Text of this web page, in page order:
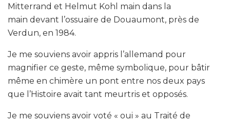
Mitterrand et Helmut Kohl main dans la
main devant l’ossuaire de Douaumont, près de
Verdun, en 1984.
Je me souviens avoir appris l’allemand pour
magnifier ce geste, même symbolique, pour bâtir
même en chimère un pont entre nos deux pays
que l’Histoire avait tant meurtris et opposés.
Je me souviens avoir voté « oui » au Traité de